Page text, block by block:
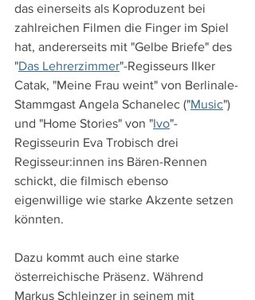
das einerseits als Koproduzent bei
zahlreichen Filmen die Finger im Spiel
hat, andererseits mit "Gelbe Briefe" des
"Das Lehrerzimmer"-Regisseurs Ilker
Catak, "Meine Frau weint" von Berlinale-
Stammgast Angela Schanelec ("Music")
und "Home Stories" von "Ivo"-
Regisseurin Eva Trobisch drei
Regisseur:innen ins Bären-Rennen
schickt, die filmisch ebenso
eigenwillige wie starke Akzente setzen
könnten.
Dazu kommt auch eine starke
österreichische Präsenz. Während
Markus Schleinzer in seinem mit